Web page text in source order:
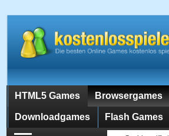
HTML5 Games Browsergames
Downloadgames Flash Games